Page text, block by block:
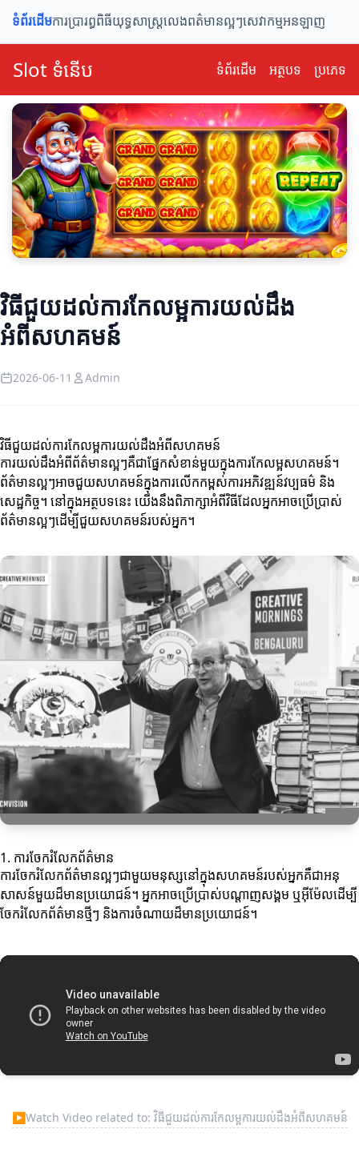
ទំព័រដើមការប្រារព្ធពិធីយុទ្ធសាស្ត្រលេងពត៌មានល្អៗសេវាកម្មអនឡាញ
Slot ទំនើប ទំព័រ​ដើម អត្ថបទ ប្រភេទ
វិធីជួយដល់ការកែលម្អការយល់ដឹង
អំពីសហគមន៍
2026-06-11 Admin
វិធីជួយដល់ការកែលម្អការយល់ដឹងអំពីសហគមន៍
ការយល់ដឹងអំពីព័ត៌មានល្អៗគឺជាផ្នែកសំខាន់មួយក្នុងការកែលម្អសហគមន៍។
ព័ត៌មានល្អៗអាចជួយសហគមន៍ក្នុងការលើកកម្ពស់ការអភិវឌ្ឍន៍វប្បធម៌ និង
សេដ្ឋកិច្ច។ នៅក្នុងអត្ថបទនេះ យើងនឹងពិភាក្សាអំពីវិធីដែលអ្នកអាចប្រើប្រាស់
ព័ត៌មានល្អៗដើម្បីជួយសហគមន៍របស់អ្នក។
1. ការចែករំលែកព័ត៌មាន
ការចែករំលែកព័ត៌មានល្អៗជាមួយមនុស្សនៅក្នុងសហគមន៍របស់អ្នកគឺជាអនុ
សាសន៍មួយដ៏មានប្រយោជន៍។ អ្នកអាចប្រើប្រាស់បណ្តាញសង្គម ឬអ៊ីម៉ែលដើម្បី
ចែករំលែកព័ត៌មានថ្មីៗ និងការចំណាយដ៏មានប្រយោជន៍។
▶Watch Video related to: វិធីជួយដល់ការកែលម្អការយល់ដឹងអំពីសហគមន៍